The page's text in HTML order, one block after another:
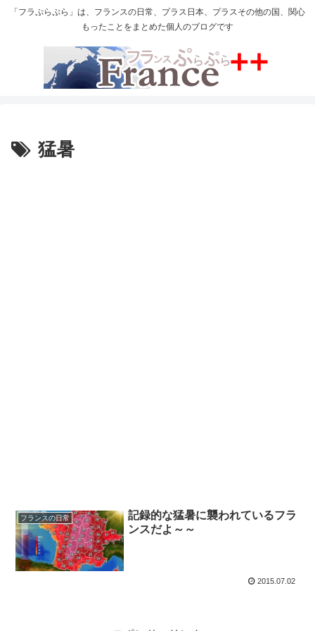
「フラぷらぷら」は、フランスの日常、プラス日本、プラスその他の国、関心
もったことをまとめた個人のブログです
猛暑
フランスの日常
記録的な猛暑に襲われているフラ
ンスだよ～～
2015.07.02